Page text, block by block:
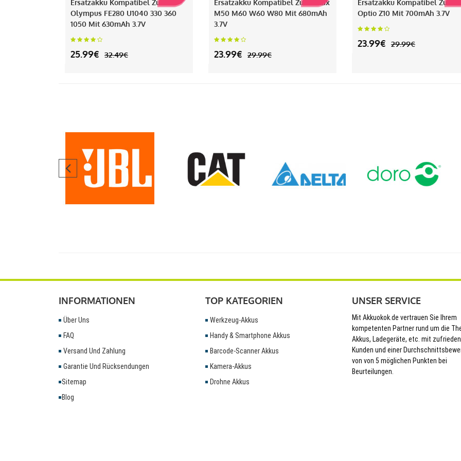
Ersatzakku Kompatibel Zu
Olympus FE280 U1040 330 360
1050 Mit 630mAh 3.7V
25.99€ 32.49€
Ersatzakku Kompatibel Zu Pentax
M50 M60 W60 W80 Mit 680mAh
3.7V
23.99€ 29.99€
Ersatzakku Kompatibel Zu
Optio Z10 Mit 700mAh 3.7V
23.99€ 29.99€
INFORMATIONEN
Über Uns
FAQ
Versand Und Zahlung
Garantie Und Rücksendungen
Sitemap
Blog
TOP KATEGORIEN
Werkzeug-Akkus
Handy & Smartphone Akkus
Barcode-Scanner Akkus
Kamera-Akkus
Drohne Akkus
UNSER SERVICE
Mit Akkuokok.de vertrauen Sie Ihrem
kompetenten Partner rund um die
Akkus, Ladegeräte, etc. mit
Kunden und einer
von von 5 möglichen Punkten bei
Beurteilungen.